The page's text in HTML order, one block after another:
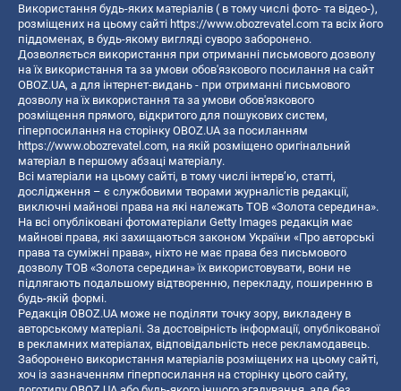
Використання будь-яких матеріалів ( в тому числі фото- та відео-),
розміщених на цьому сайті https://www.obozrevatel.com та всіх його
піддоменах, в будь-якому вигляді суворо заборонено.
Дозволяється використання при отриманні письмового дозволу
на їх використання та за умови обов'язкового посилання на сайт
OBOZ.UA, а для інтернет-видань - при отриманні письмового
дозволу на їх використання та за умови обов'язкового
розміщення прямого, відкритого для пошукових систем,
гіперпосилання на сторінку OBOZ.UA за посиланням
https://www.obozrevatel.com, на якій розміщено оригінальний
матеріал в першому абзаці матеріалу.
Всі матеріали на цьому сайті, в тому числі інтерв’ю, статті,
дослідження – є службовими творами журналістів редакції,
виключні майнові права на які належать ТОВ «Золота середина».
На всі опубліковані фотоматеріали Getty Images редакція має
майнові права, які захищаються законом України «Про авторські
права та суміжні права», ніхто не має права без письмового
дозволу ТОВ «Золота середина» їх використовувати, вони не
підлягають подальшому відтворенню, перекладу, поширенню в
будь-якій формі.
Редакція OBOZ.UA може не поділяти точку зору, викладену в
авторському матеріалі. За достовірність інформації, опублікованої
в рекламних матеріалах, відповідальність несе рекламодавець.
Заборонено використання матеріалів розміщених на цьому сайті,
хоч із зазначенням гіперпосилання на сторінку цього сайту,